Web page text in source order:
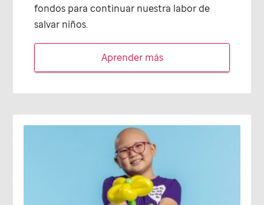
fondos para continuar nuestra labor de
salvar niños.
Aprender más